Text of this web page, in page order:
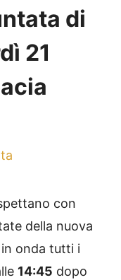
di
21
con
della nuova
in onda tutti i
14:45 dopo